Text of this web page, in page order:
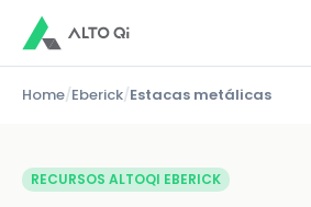
Home/Eberick/Estacas metálicas
RECURSOS ALTOQI EBERICK